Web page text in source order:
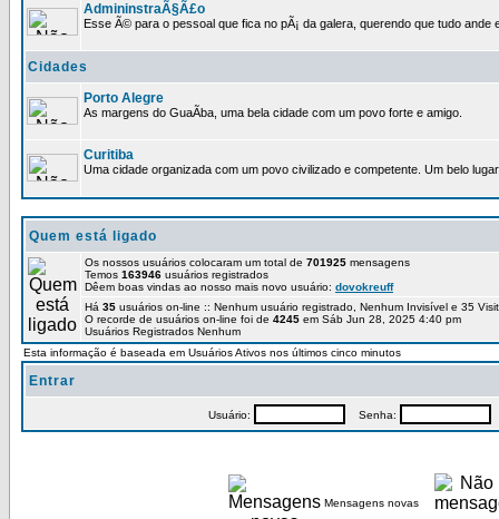
AdmininstraÃ§Ã£o
Esse Ã© para o pessoal que fica no pÃ¡ da galera, querendo que tudo ande
Cidades
Porto Alegre
As margens do GuaÃ­ba, uma bela cidade com um povo forte e amigo.
Curitiba
Uma cidade organizada com um povo civilizado e competente. Um belo
Quem está ligado
Os nossos usuários colocaram um total de 701925 mensagens
Temos 163946 usuários registrados
Dêem boas vindas ao nosso mais novo usuário: dovokreuff
Há 35 usuários on-line :: Nenhum usuário registrado, Nenhum Invisível e 35
O recorde de usuários on-line foi de 4245 em Sáb Jun 28, 2025 4:40 pm
Usuários Registrados Nenhum
Esta informação é baseada em Usuários Ativos nos últimos cinco minutos
Entrar
Usuário: Senha:
Mensagens novas